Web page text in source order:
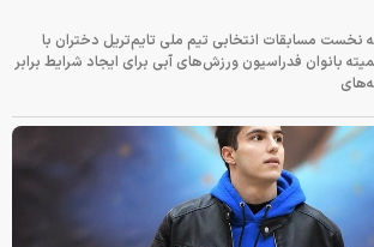
نخست مسابقات انتخابی تیم ملی تایم‌تریل دختران با
بانوان فدراسیون ورزش‌های آبی برای ایجاد شرایط برابر